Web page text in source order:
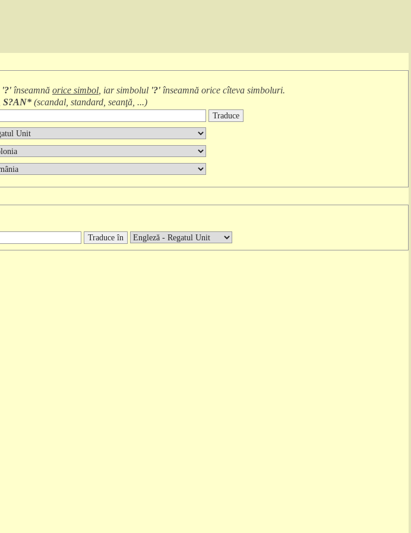
'?' înseamnă orice simbol , iar simbolul '?' înseamnă orice cîteva simboluri.
S?AN* (scandal, standard, seanţă, ...)